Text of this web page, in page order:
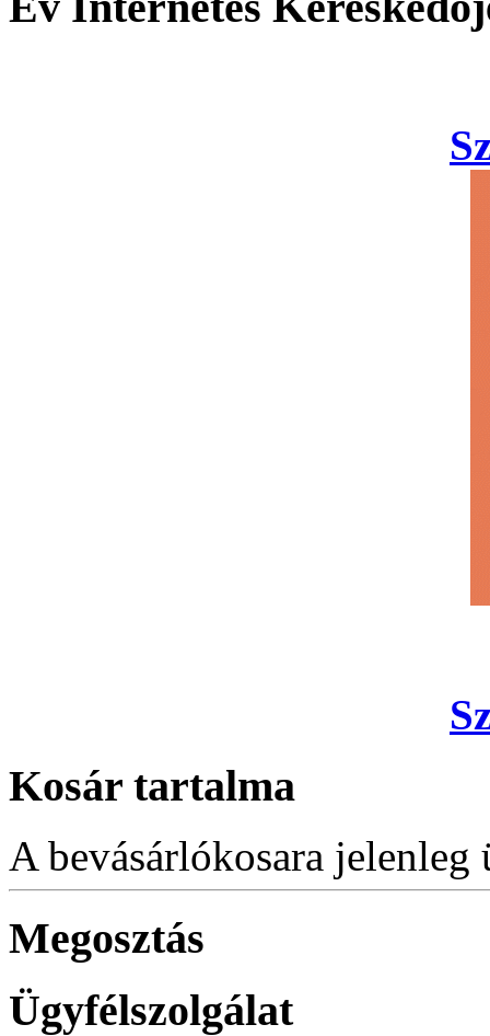
Kosár tartalma
A bevásárlókosara jelenleg
Megosztás
Ügyfélszolgálat